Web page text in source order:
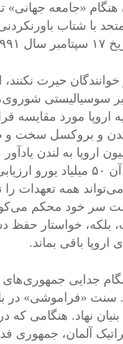
هنگام «جامعه
اعضای جدید خود پذیرفت.
خوانندگان حیرت
سوسیالیستی
اروپا مورد مقایسه
اروپا به لندن
مالی آن ۵٠ میلیاد
همه تعهدات را
سر خود محکم می‌کوبد
بلکه، خواستار حفظ
اروپا باقی بماند.
جدایی
سنت «فراموشی» در
آلمان، جمهوری